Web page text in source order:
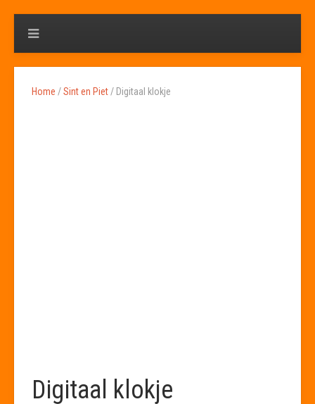
Home /Sint en Piet / Digitaal klokje
Digitaal klokje